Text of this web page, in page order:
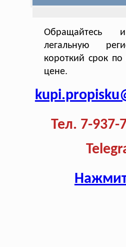
Обращайтесь
легальную
короткий срок по
цене.
Тел. 7-937-